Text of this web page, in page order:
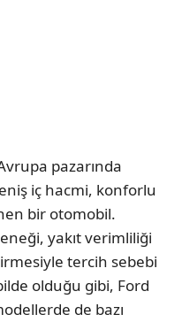
pazarında
iç hacmi, konforlu
bir otomobil.
yakıt verimliliği
tercih sebebi
olduğu gibi, Ford
de bazı